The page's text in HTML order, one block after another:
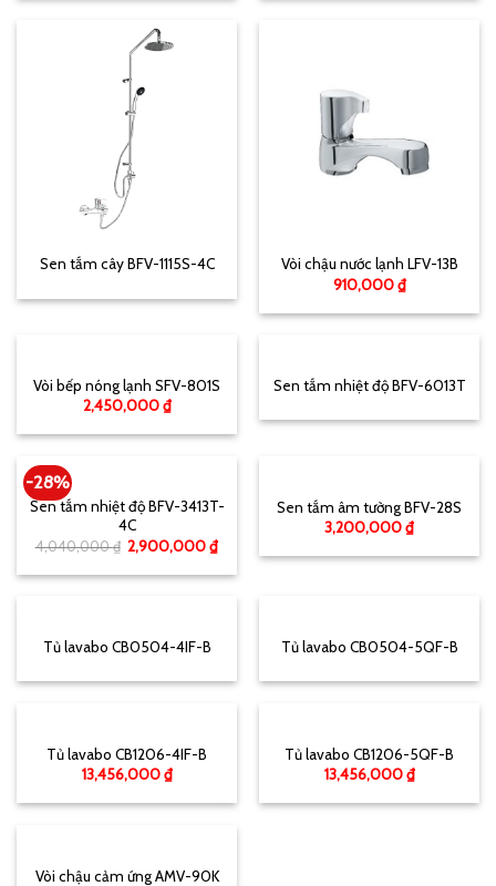
Sen tắm cây BFV-1115S-4C
Vòi chậu nước lạnh LFV-13B
910,000₫
Vòi bếp nóng lạnh SFV-801S
2,450,000₫
Sen tắm nhiệt độ BFV-6013T
-28%
Sen tắm nhiệt độ BFV-3413T-
4C
4,040,000₫ 2,900,000₫
Sen tắm âm tường BFV-28S
3,200,000₫
Tủ lavabo CB0504-4IF-B Tủ lavabo CB0504-5QF-B
Tủ lavabo CB1206-4IF-B
13,456,000₫
Tủ lavabo CB1206-5QF-B
13,456,000₫
Vòi chậu cảm ứng AMV-90K